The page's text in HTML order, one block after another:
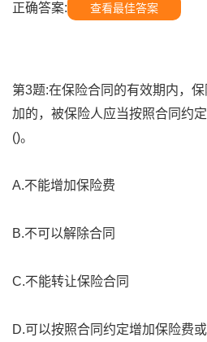
正确答案: 查看最佳答案
第3题:在保险合同的有效期内，
加的，被保险人应当按照合同约
()。
A.不能增加保险费
B.不可以解除合同
C.不能转让保险合同
D.可以按照合同约定增加保险费